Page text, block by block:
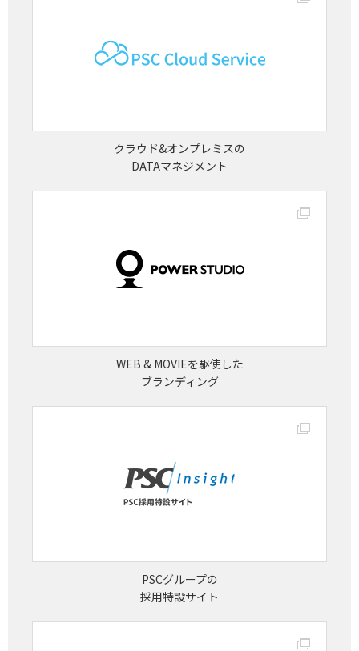
クラウド&オンプレミスの
DATAマネジメント
WEB & MOVIEを駆使した
ブランディング
PSCグループの
採用特設サイト